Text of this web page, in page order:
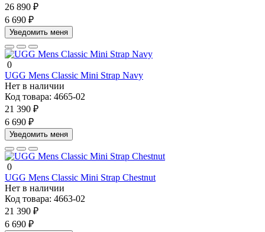
26 890 ₽
6 690 ₽
Уведомить меня
0
UGG Mens Classic Mini Strap Navy
Нет в наличии
Код товара: 4665-02
21 390 ₽
6 690 ₽
Уведомить меня
0
UGG Mens Classic Mini Strap Chestnut
Нет в наличии
Код товара: 4663-02
21 390 ₽
6 690 ₽